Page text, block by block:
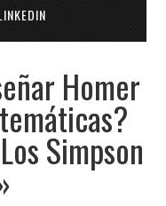
Homer
Simpson